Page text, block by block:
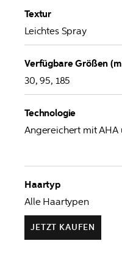
Textur
Leichtes Spray
Verfügbare Größen
30, 95, 185
Technologie
Angereichert mit AHA
Haartyp
Alle Haartypen
JETZT KAUFEN